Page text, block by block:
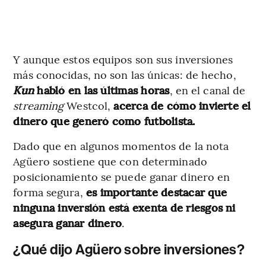
Y aunque estos equipos son sus inversiones
más conocidas, no son las únicas: de hecho,
Kunhabló en las últimas horas, en el canal de
streamingWestcol, acerca de cómo invierte el
dinero que generó como futbolista.
Dado que en algunos momentos de la nota
Agüero sostiene que con determinado
posicionamiento se puede ganar dinero en
forma segura, es importante destacar que
ninguna inversión está exenta de riesgos ni
asegura ganar dinero.
¿Qué dijo Agüero sobre inversiones?